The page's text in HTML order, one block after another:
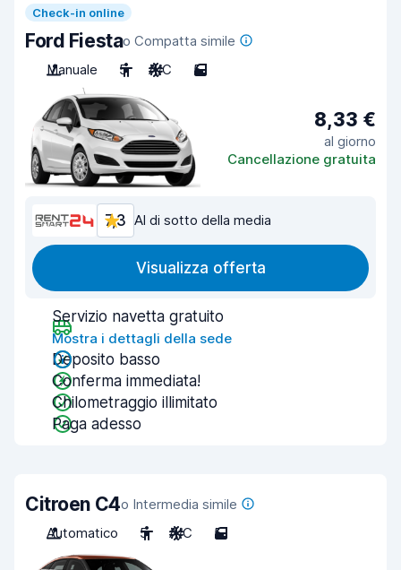
Check-in online
Ford Fiestao Compatta simile
Manuale
5 A/C 5
8,33 €
al giorno
Cancellazione gratuita
7,3 Al di sotto della media
Visualizza offerta
Servizio navetta gratuito
Mostra i dettagli della sede
Deposito basso
Conferma immediata!
Chilometraggio illimitato
Paga adesso
Citroen C4o Intermedia simile
Automatico
5 A/C 5